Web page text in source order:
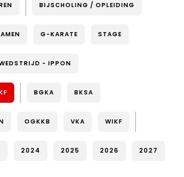
BIJSCHOLING / OPLEIDING
G-KARATE STAGE
- IPPON
BGKA BKSA
OGKKB VKA WIKF
2024 2025 2026 2027